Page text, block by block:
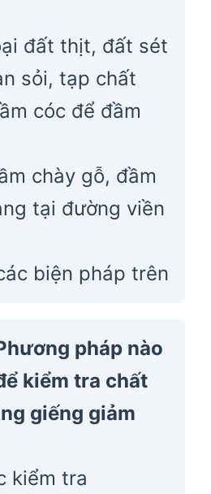
đất thịt, đất sét
sỏi, tạp chất
cóc để đầm
chày gỗ, đầm
tại đường viền
biện pháp trên
pháp nào
kiểm tra chất
giếng giảm
kiểm tra